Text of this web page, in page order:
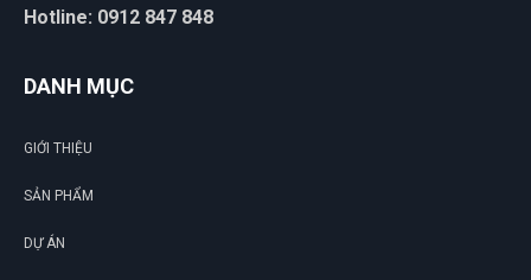
Hotline: 0912 847 848
DANH MỤC
GIỚI THIỆU
SẢN PHẨM
DỰ ÁN